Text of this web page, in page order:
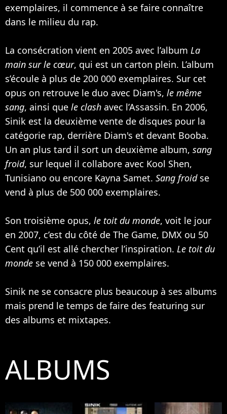
exemplaires, il commence à se faire connaître
dans le milieu du rap.
La consécration vient en 2005 avec l’album La
main sur le cœur, qui est un carton plein. L’album
s’écoule à plus de 200 000 exemplaires. Sur cet
opus on retrouve le duo avec Diam's, le même
sang, ainsi que le clash avec l’Assassin. En 2006,
Sinik est la deuxième vente de disques pour la
catégorie rap, derrière Diam's et devant Booba.
Un an plus tard il sort un deuxième album, sang
froid, sur lequel il collabore avec Kool Shen,
Tunisiano ou encore Kayna Samet. Sang froidse
vend à plus de 500 000 exemplaires.
Son troisième opus, le toit du monde, voit le jour
en 2007, c’est du côté de The Game, DMX ou 50
Cent qu’il est allé chercher l’inspiration. Le toit du
monde se vend à 150 000 exemplaires.
Sinik ne se consacre plus beaucoup à ses albums
mais prend le temps de faire des featuring sur
des albums et mixtapes.
ALBUMS